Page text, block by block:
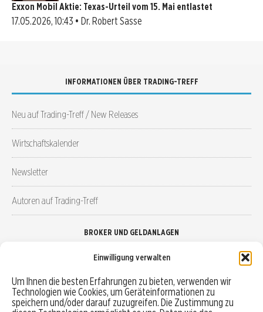
Einwilligung verwalten
Um Ihnen die besten Erfahrungen zu bieten, verwenden wir
Technologien wie Cookies, um Geräteinformationen zu
speichern und/oder darauf zuzugreifen. Die Zustimmung zu
Exxon Mobil Aktie: Texas-Urteil vom 15. Mai entlastet
17.05.2026, 10:43 • Dr. Robert Sasse
INFORMATIONEN ÜBER TRADING-TREFF
Neu auf Trading-Treff / New Releases
Wirtschaftskalender
Newsletter
Autoren auf Trading-Treff
BROKER UND GELDANLAGEN
Robo-Advisor vergleichen